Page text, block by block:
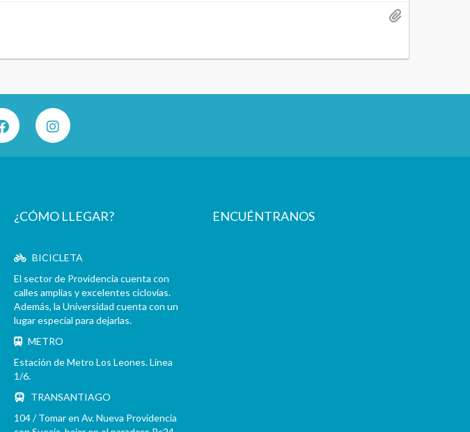
¿CÓMO LLEGAR?
BICICLETA
El sector de Providencia cuenta con
calles amplias y excelentes ciclovías.
Además, la Universidad cuenta con un
lugar especial para dejarlas.
METRO
Estación de Metro Los Leones. Línea
1/6.
TRANSANTIAGO
104 / Tomar en Av. Nueva Providencia
ENCUÉNTRANOS